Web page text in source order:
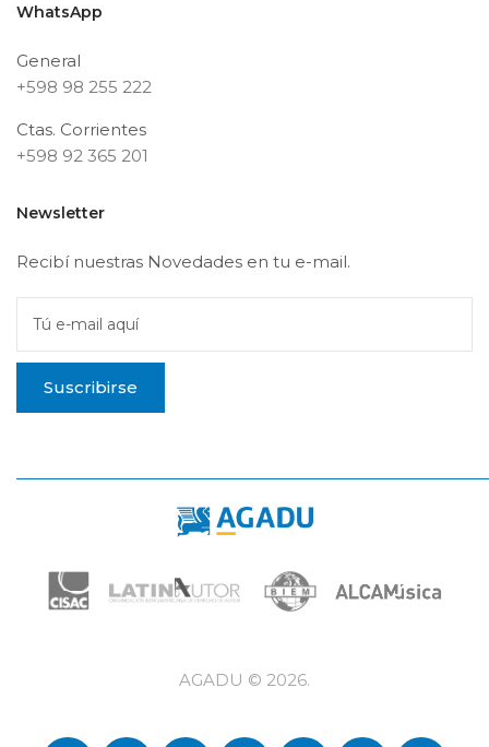
WhatsApp
General
+598 98 255 222
Ctas. Corrientes
+598 92 365 201
Newsletter
Recibí nuestras Novedades en tu e-mail.
Tú e-mail aquí
Suscribirse
AGADU © 2026.